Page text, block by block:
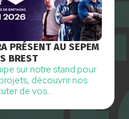
PRÉSENT AU SEPEM
BREST
sur notre stand pour
découvrir nos
de vos…